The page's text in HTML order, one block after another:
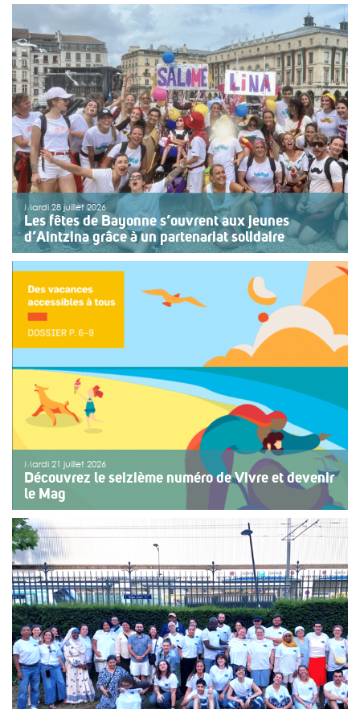
Mardi 28 juillet 2026
Les fêtes de Bayonne s’ouvrent aux jeunes
d’Aintzina grâce à un partenariat solidaire
Une organisation collective au service de l’inclusion
Depuis sept ans, l’association ouvre le premier jour des
fêtes de Bayonne à une structure accompagnant des
enfants ou des adolescents en situation de handicap
ou de fragilité. Cette année, le choix […]
>>Lire la suite
Mardi 21 juillet 2026
Découvrez le seizième numéro de Vivre et devenir
le Mag
Le numéro du mois de juillet 2026 de Vivre et devenir, Le
Mag, vient de paraître. Le dossier central se concentre
sur les vacances pour tous. Vivre et devenir a lancé un
plan d’action afin de rendre les vacances accessibles
[…]
>>Lire la suite